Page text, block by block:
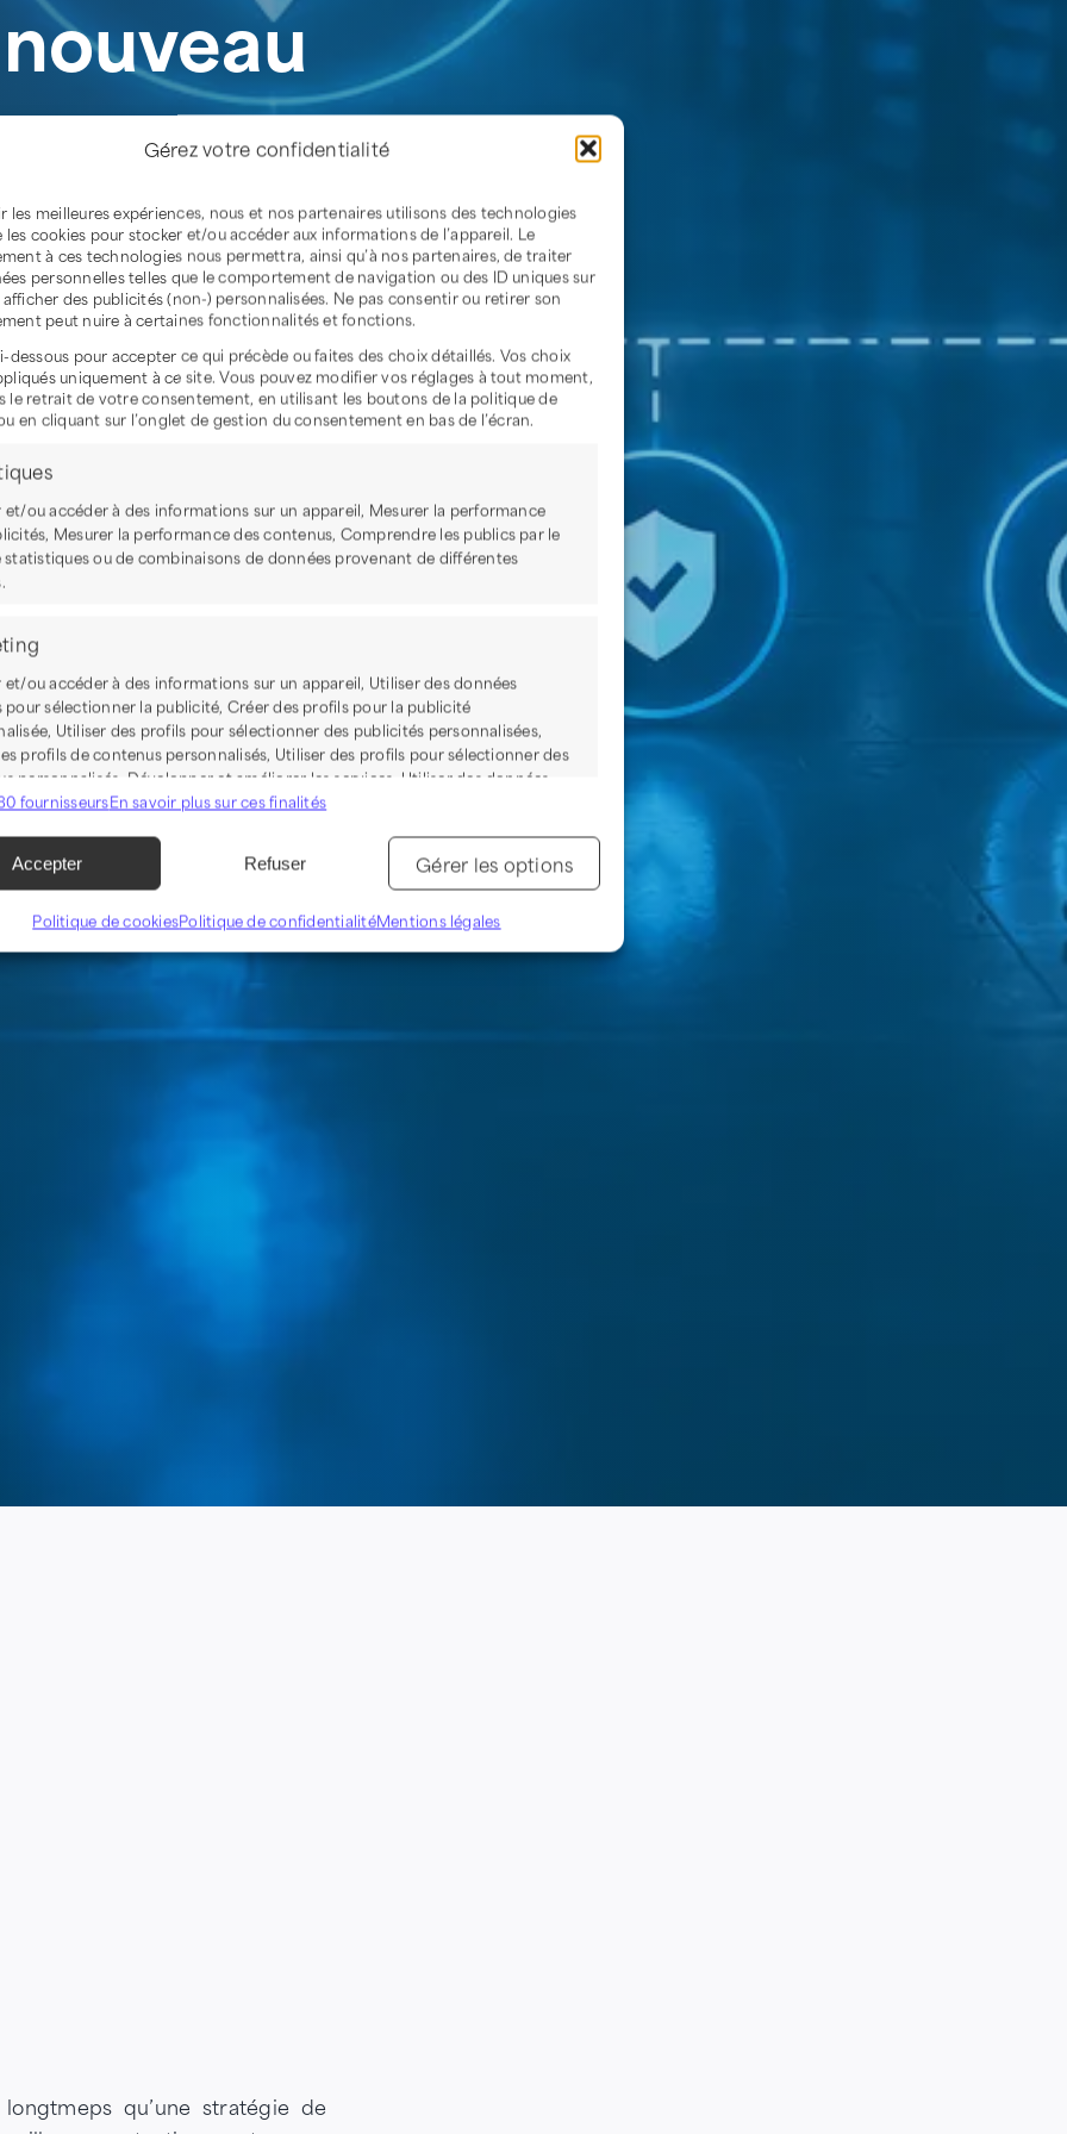
Gérez votre confidentialité
les meilleures expériences, nous et nos partenaires utilisons des technologies
les cookies pour stocker et/ou accéder aux informations de l’appareil. Le
à ces technologies nous permettra, ainsi qu’à nos partenaires, de traiter
personnelles telles que le comportement de navigation ou des ID uniques sur
des publicités (non-) personnalisées. Ne pas consentir ou retirer son
peut nuire à certaines fonctionnalités et fonctions.
dessous pour accepter ce qui précède ou faites des choix détaillés. Vos choix
uniquement à ce site. Vous pouvez modifier vos réglages à tout moment,
le retrait de votre consentement, en utilisant les boutons de la politique de
en cliquant sur l’onglet de gestion du consentement en bas de l’écran.
et/ou accéder à des informations sur un appareil, Mesurer la performance
Mesurer la performance des contenus, Comprendre les publics par le
statistiques ou de combinaisons de données provenant de différentes
et/ou accéder à des informations sur un appareil, Utiliser des données
pour sélectionner la publicité, Créer des profils pour la publicité
Utiliser des profils pour sélectionner des publicités personnalisées,
profils de contenus personnalisés, Utiliser des profils pour sélectionner des
personnalisés, Développer et améliorer les services, Utiliser des données
pour sélectionner le contenu.
Toujours activé
de données, Relier différents appareils, Identifier les appareils
des informations transmises automatiquement.
les erreurs, Fournir et présenter des publicités et
Enregistrer et communiquer les choix en
fournisseursEn savoir plus sur ces finalités
Accepter Refuser Gérer les options
Politique de cookiesPolitique de confidentialitéMentions légales
actualités
qu’une stratégie de